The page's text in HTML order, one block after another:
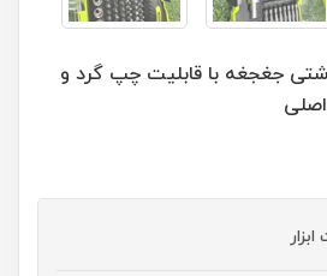
جغجغه با قابلیت چپ گرد و